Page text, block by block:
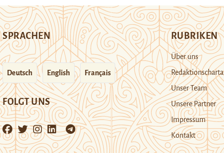
SPRACHEN
Deutsch English Français
FOLGT UNS
RUBRIKEN
Über uns
Redaktionscharta
Unser Team
Unsere Partner
Impressum
Kontakt